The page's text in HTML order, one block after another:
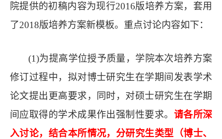
院提供的初稿内容为现行2016版培养方案，套用
了2018版培养方案新模板。重点讨论内容如下：
(1)为提高学位授予质量，学院本次培养方案
修订过程中，拟对博士研究生在学期间发表学术
论文提出更高要求，同时，对硕士研究生在学期
间应取得的学术成果作出强制性要求。 请各所深
入讨论，结合本所情况，分研究生类型（博士、